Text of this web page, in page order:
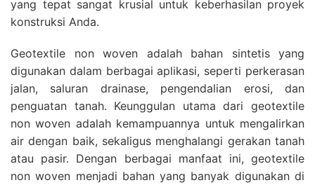
yang tepat sangat krusial untuk keberhasilan proyek
konstruksi Anda.
Geotextile non woven adalah bahan sintetis yang
digunakan dalam berbagai aplikasi, seperti perkerasan
jalan, saluran drainase, pengendalian erosi, dan
penguatan tanah. Keunggulan utama dari geotextile
non woven adalah kemampuannya untuk mengalirkan
air dengan baik, sekaligus menghalangi gerakan tanah
atau pasir. Dengan berbagai manfaat ini, geotextile
non woven menjadi bahan yang banyak digunakan di